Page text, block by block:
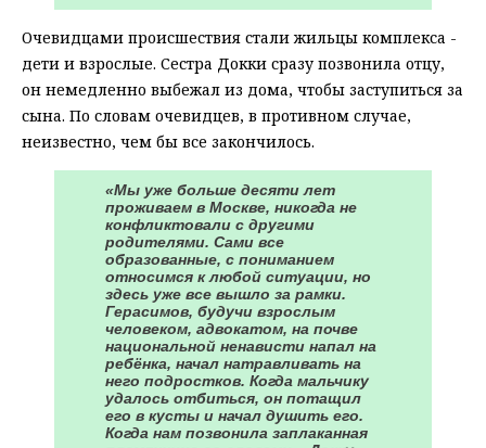
Очевидцами происшествия стали жильцы комплекса -
дети и взрослые. Сестра Докки сразу позвонила отцу,
он немедленно выбежал из дома, чтобы заступиться за
сына. По словам очевидцев, в противном случае,
неизвестно, чем бы все закончилось.
«Мы уже больше десяти лет
проживаем в Москве, никогда не
конфликтовали с другими
родителями. Сами все
образованные, с пониманием
относимся к любой ситуации, но
здесь уже все вышло за рамки.
Герасимов, будучи взрослым
человеком, адвокатом, на почве
национальной ненависти напал на
ребёнка, начал натравливать на
него подростков. Когда мальчику
удалось отбиться, он потащил
его в кусты и начал душить его.
Когда нам позвонила заплаканная